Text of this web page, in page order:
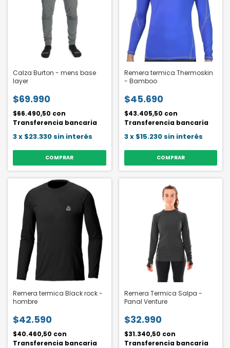
Calza Burton - mens base
layer
$69.990
$66.490,50 con
Transferencia bancaria
3x $23.330 sin interés
COMPRAR
Remera termica Thermoskin
- Bamboo
$45.690
$43.405,50 con
Transferencia bancaria
3x $15.230 sin interés
COMPRAR
Remera termica Black rock -
hombre
$42.590
$40.460,50 con
Transferencia bancaria
Remera Termica Salpa -
Panal Venture
$32.990
$31.340,50 con
Transferencia bancaria